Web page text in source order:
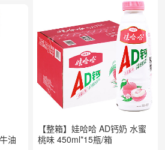
油
【整箱】娃哈哈 AD钙奶 水蜜
桃味 450ml*15瓶/箱